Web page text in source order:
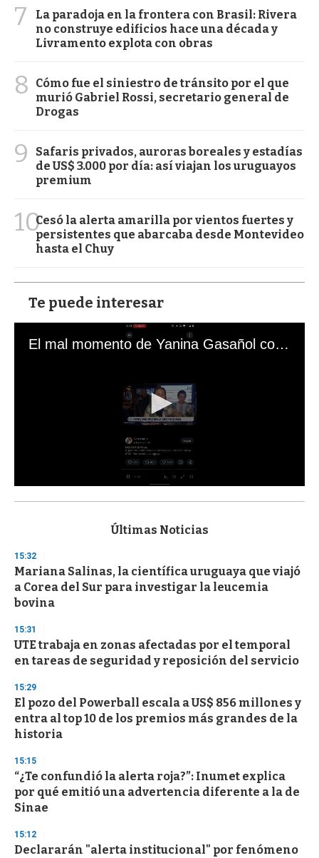
7
La paradoja en la frontera con Brasil: Rivera
no construye edificios hace una década y
Livramento explota con obras
8
Cómo fue el siniestro de tránsito por el que
murió Gabriel Rossi, secretario general de
Drogas
9
Safaris privados, auroras boreales y estadías
de US$ 3.000 por día: así viajan los uruguayos
premium
10Cesó la alerta amarilla por vientos fuertes y
persistentes que abarcaba desde Montevideo
hasta el Chuy
Te puede interesar
El mal momento de Yanina Gasañol con un hincha argentino en "Subrayado"
s
d
s
o
f
3
s
e
c
o
d
s
Últimas Noticias
15:32
Mariana Salinas, la científica uruguaya que viajó
a Corea del Sur para investigar la leucemia
bovina
15:31
UTE trabaja en zonas afectadas por el temporal
en tareas de seguridad y reposición del servicio
15:29
El pozo del Powerball escala a US$ 856 millones y
entra al top 10 de los premios más grandes de la
historia
15:15
“¿Te confundió la alerta roja?”: Inumet explica
por qué emitió una advertencia diferente a la de
Sinae
15:12
Declararán "alerta institucional" por fenómeno